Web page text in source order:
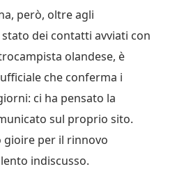
però, oltre agli
dei contatti avviati con
olandese, è
che conferma i
ci ha pensato la
sul proprio sito.
gioire per il rinnovo
indiscusso.